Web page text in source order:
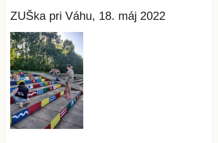
ZUŠka pri Váhu, 18. máj 2022